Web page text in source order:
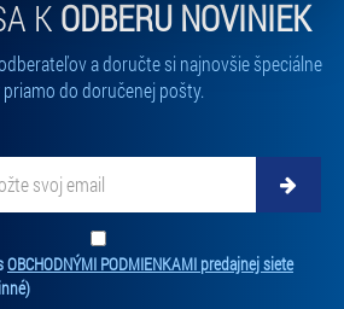
zaškrtnutím příslušné varianty. Svoji
změnit v zápatí stránky v záložce
K ODBERU NOVINIEK
a doručte si najnovšie špeciálne
do doručenej pošty.
OBCHODNÝMI PODMIENKAMI predajnej siete